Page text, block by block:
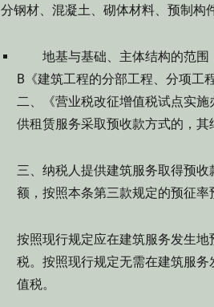
分钢材、混凝土、砌体材料、预制构
地基与基础、主体结构的范围
B《建筑工程的分部工程、分项工
二、《营业税改征增值税试点实
供租赁服务采取预收款方式的，其
三、纳税人提供建筑服务取得预
额，按照本条第三款规定的预征率
按照现行规定应在建筑服务发生
税。按照现行规定无需在建筑服
值税。